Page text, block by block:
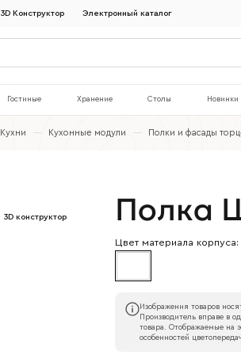
3D Конструктор Электронный каталог
Гостиные Хранение Столы Новинки
Кухни — Кухонные модули — Полки и фасады
3D конструктор Полка
Цвет материала корпуса:
Изображения товаров
Производитель вправе в
товара. Отображаемые на
особенностей